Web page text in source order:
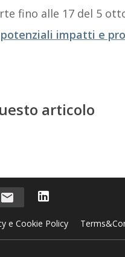
fino alle 17 del 5
impatti e
articolo
e Cookie Policy